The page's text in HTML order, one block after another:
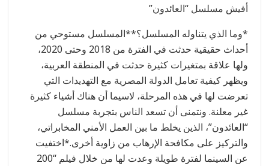
أفيش مسلسل “العائدون”
*وما الذي يتناوله المسلسل؟**المسلسل مستوحي من
أحداث حقيقية حدثت في الفترة من 2018 وحتى 2020،
ولها علاقة بمتغيرات كثيرة حدثت في المنطقة العربية،
ويظهر كيفية تعامل الدولة المصرية مع التهديدات التي
تعرضت لها في هذه المرحلة، لاسيما أن هناك أشياء كثيرة
غير معلنة. ونتمنى أن تسعد الناس بتجربة مسلسل
“العائدون”، الذين يخلط ما بين العمل الأمني المخابراتي،
والتركيز على مكافحة الإرهاب من زاوية أخرى.*اختفيت
عن السينما لفترة طويلة وعدت لها من خلال فيلم “200